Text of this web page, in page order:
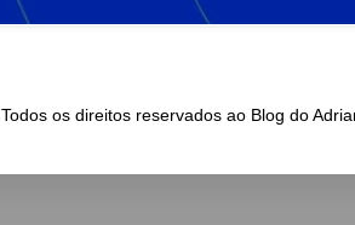
Todos os direitos reservados ao Blog do